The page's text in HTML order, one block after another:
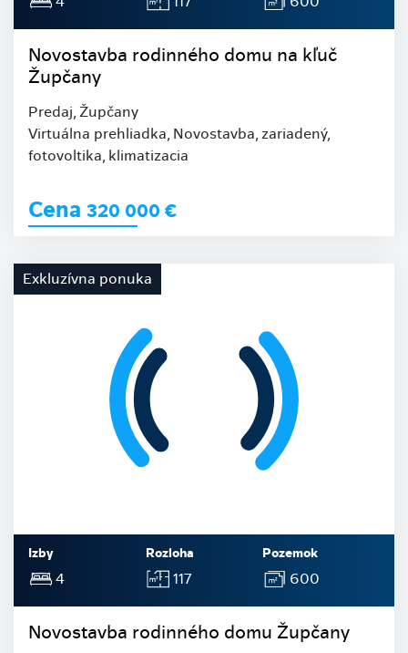
Novostavba rodinného domu na kľuč
Župčany
Predaj, Župčany
Virtuálna prehliadka, Novostavba, zariadený,
fotovoltika, klimatizacia
Cena 320 000 €
Exkluzívna ponuka
Izby
4
Rozloha
117
Pozemok
600
Novostavba rodinného domu Župčany